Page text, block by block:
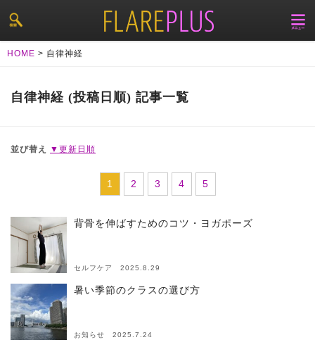
HOME > 自律神経
自律神経 (投稿日順) 記事一覧
並び替え ▼更新日順
1 2 3 4 5
背骨を伸ばすためのコツ・ヨガポーズ
セルフケア 2025.8.29
暑い季節のクラスの選び方
お知らせ 2025.7.24